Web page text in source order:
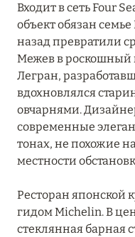
Hôtel Annapurna
Hôtel Barrière Les
Hôtel Daria-I Nor
Hôtel de La Loze
Hôtel Koh-I Nor
Hôtel L'Arboisie
Hotel Le Kaila
Hôtel Mont-Blanc
Входит в сеть Four
объект обязан
назад превратили
Межев в роскошный
Легран,
вдохновлялся
овчарнями.
современные
тонах, не похожие
местности
Ресторан японской
гидом Michelin. В
стеклянная барная